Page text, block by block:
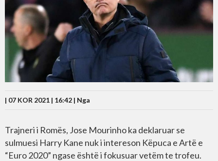
| 07 KOR 2021 | 16:42 | Nga
Trajneri i Romës, Jose Mourinho ka deklaruar se
sulmuesi Harry Kane nuk i intereson Këpuca e Artë e
“Euro 2020” ngase është i fokusuar vetëm te trofeu.